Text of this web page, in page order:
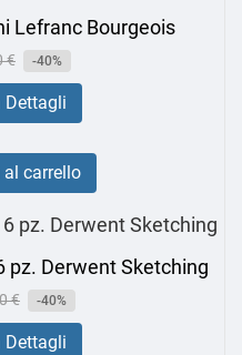
Lefranc Bourgeois
€ -40%
Dettagli
carrello
pz. Derwent Sketching
€ -40%
Dettagli